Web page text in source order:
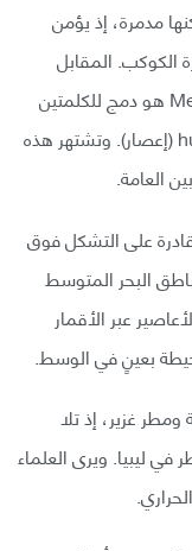
مدمرة، إذ يؤمن
الكوكب. المقابل
الإنجليزي لكلمة الإعصار المتوسطي Medicane هو دمج للكلمتين
Mediterranean (البحر المتوسط) وhurricane (إعصار). وتشتهر هذه
العامة.
قادرة على التشكل فوق
البحر المتوسط
عبر الأقمار
بعينٍ في الوسط.
غزير، إذ تلا
170 ملم من المطر في ليبيا. ويرى العلماء